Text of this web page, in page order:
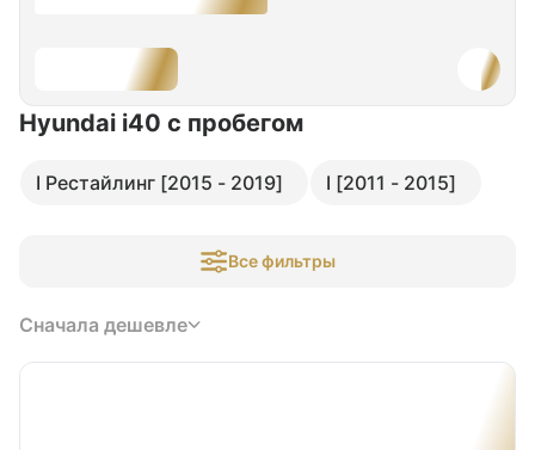
Hyundai i40 с пробегом
I Рестайлинг [2015 - 2019] I [2011 - 2015]
Все фильтры
Сначала дешевле